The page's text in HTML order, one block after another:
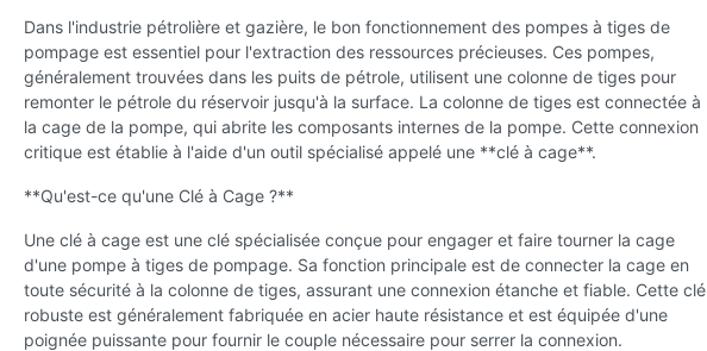
Dans l'industrie pétrolière et gazière, le bon fonctionnement des pompes à tiges de
pompage est essentiel pour l'extraction des ressources précieuses. Ces pompes,
généralement trouvées dans les puits de pétrole, utilisent une colonne de tiges pour
remonter le pétrole du réservoir jusqu'à la surface. La colonne de tiges est connectée à
la cage de la pompe, qui abrite les composants internes de la pompe. Cette connexion
critique est établie à l'aide d'un outil spécialisé appelé une **clé à cage**.
**Qu'est-ce qu'une Clé à Cage ?**
Une clé à cage est une clé spécialisée conçue pour engager et faire tourner la cage
d'une pompe à tiges de pompage. Sa fonction principale est de connecter la cage en
toute sécurité à la colonne de tiges, assurant une connexion étanche et fiable. Cette clé
robuste est généralement fabriquée en acier haute résistance et est équipée d'une
poignée puissante pour fournir le couple nécessaire pour serrer la connexion.